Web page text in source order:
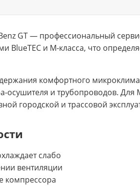
GT — профессиональный
BlueTEC и M-класса, что
комфортного
осушителя и трубопроводов. Для
городской и трассовой
слабо
вентиляции
компрессора